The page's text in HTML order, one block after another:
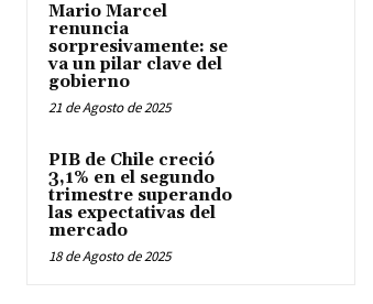
Mario Marcel
renuncia
sorpresivamente: se
va un pilar clave del
gobierno
21 de Agosto de 2025
PIB de Chile creció
3,1% en el segundo
trimestre superando
las expectativas del
mercado
18 de Agosto de 2025